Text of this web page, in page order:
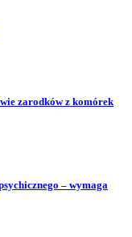
zarodków z komórek
– wymaga